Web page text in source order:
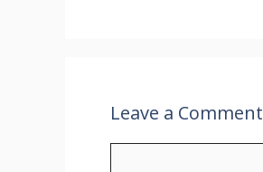
Leave a Comment